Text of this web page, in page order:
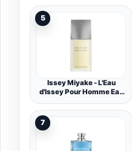
5
Issey Miyake - L'Eau
d'Issey Pour Homme Eau
Hombre Amaderado y
Acuático con Yuzu, Nuez
Moscada y Sandalo -
Fragancia Fresca y
Sofisticada
7